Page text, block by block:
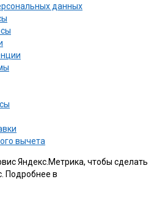
данных
вычета
Яндекс.Метрика, чтобы сделать
Подробнее в